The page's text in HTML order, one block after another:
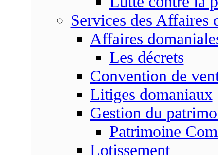
Services des Affaires
Affaires
Les décrets
Convention de
Litiges domaniaux
Gestion du
Patrimoine
Lotissement